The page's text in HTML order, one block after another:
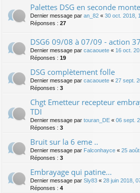
Palettes DSG en seconde monte
Dernier message par an_82 « 30 oct. 2018,
Réponses : 27
DSG6 09/08 à 07/09 - action
Dernier message par cacaouete « 16 oct.
Réponses : 19
DSG complètement folle
Dernier message par cacaouete « 27 sept.
Réponses : 3
Chgt Emetteur recepteur
TDI
Dernier message par touran_DE « 06 sept.
Réponses : 3
Bruit sur la 6 eme ..
Dernier message par Falconhayce « 25
Réponses : 3
Embrayage qui patine...
Dernier message par Sly83 « 28 juin 2018,
Réponses : 4